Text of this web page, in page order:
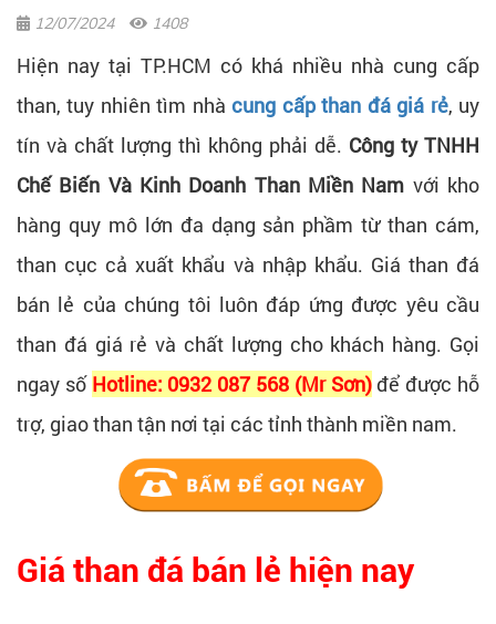
12/07/2024 1408
Hiện nay tại TP.HCM có khá nhiều nhà cung cấp
than, tuy nhiên tìm nhàcung cấp than đá giá rẻ, uy
tín và chất lượng thì không phải dễ. Công ty TNHH
Chế Biến Và Kinh Doanh Than Miền Nam với kho
hàng quy mô lớn đa dạng sản phầm từ than cám,
than cục cả xuất khẩu và nhập khẩu. Giá than đá
bán lẻ của chúng tôi luôn đáp ứng được yêu cầu
than đá giá rẻ và chất lượng cho khách hàng. Gọi
ngay số Hotline: 0932 087 568 (Mr Sơn) để được hỗ
trợ, giao than tận nơi tại các tỉnh thành miền nam.
Giá than đá bán lẻ hiện nay